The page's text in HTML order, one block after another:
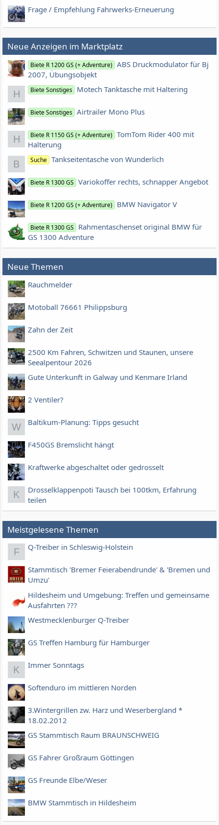
Frage / Empfehlung Fahrwerks-Erneuerung
Neue Anzeigen im Marktplatz
Biete R 1200 GS (+ Adventure) ABS Druckmodulator für Bj
2007, Übungsobjekt
H Biete Sonstiges Motech Tanktasche mit Haltering
Biete Sonstiges Airtrailer Mono Plus
H Biete R 1150 GS (+ Adventure) TomTom Rider 400 mit
Halterung
B Suche Tankseitentasche von Wunderlich
Biete R 1300 GS Variokoffer rechts, schnapper Angebot
Biete R 1200 GS (+ Adventure) BMW Navigator V
Biete R 1300 GS
Rahmentaschenset original BMW für
GS 1300 Adventure
Neue Themen
Rauchmelder
Motoball 76661 Philippsburg
Zahn der Zeit
2500 Km Fahren, Schwitzen und Staunen, unsere
Seealpentour 2026
Gute Unterkunft in Galway und Kenmare Irland
2 Ventiler?
W Baltikum-Planung: Tipps gesucht
F450GS Bremslicht hängt
Kraftwerke abgeschaltet oder gedrosselt
K
Drosselklappenpoti Tausch bei 100tkm, Erfahrung
teilen
Meistgelesene Themen
F Q-Treiber in Schleswig-Holstein
Stammtisch 'Bremer Feierabendrunde' & 'Bremen und
Umzu'
Hildesheim und Umgebung: Treffen und gemeinsame
Ausfahrten ???
Westmecklenburger Q-Treiber
GS Treffen Hamburg für Hamburger
K Immer Sonntags
Softenduro im mittleren Norden
3.Wintergrillen zw. Harz und Weserbergland *
18.02.2012
GS Stammtisch Raum BRAUNSCHWEIG
GS Fahrer Großraum Göttingen
GS Freunde Elbe/Weser
BMW Stammtisch in Hildesheim